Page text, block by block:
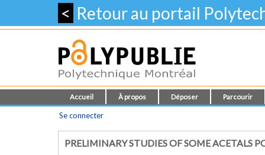
< Retour au portail
Accueil À propos Déposer Parcourir
Se connecter
PRELIMINARY STUDIES OF SOME ACETALS